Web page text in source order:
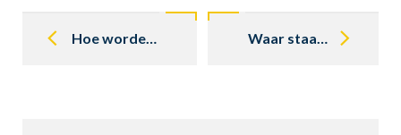
navigation
Hoe worden de verschillende Mercedes modellen in de praktijk ook wel aangeduid? Waar staat SEC voor?